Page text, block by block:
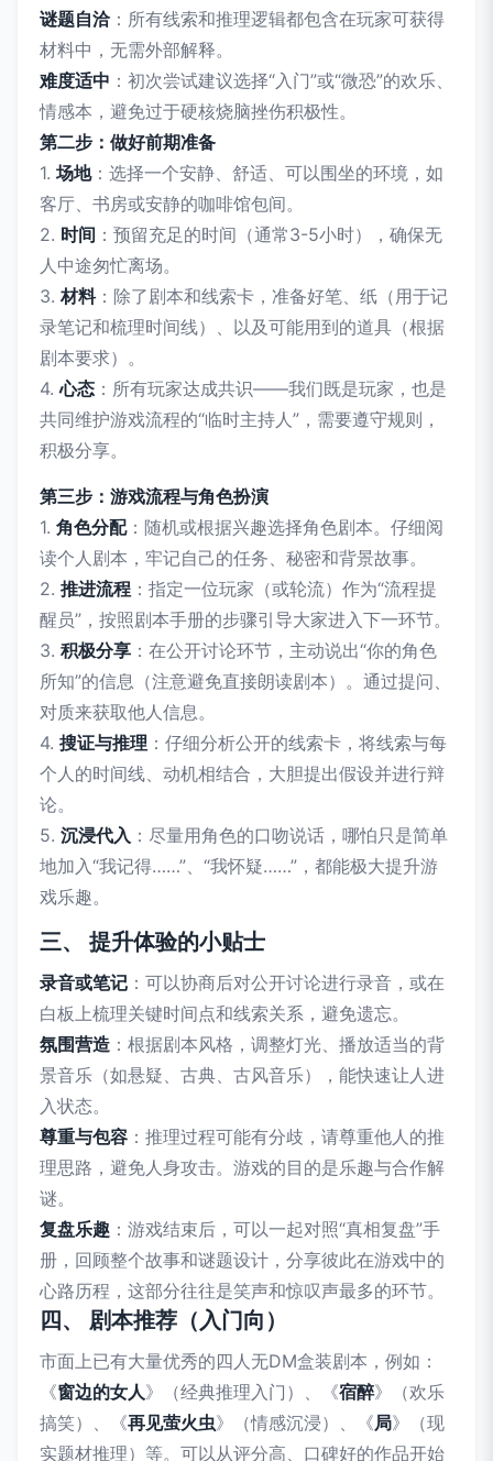
谜题自洽：所有线索和推理逻辑都包含在玩家可获得
材料中，无需外部解释。
难度适中 ：初次尝试建议选择“入门”或“微恐”的欢乐、
情感本，避免过于硬核烧脑挫伤积极性。
第二步：做好前期准备
1. 场地：选择一个安静、舒适、可以围坐的环境，如
客厅、书房或安静的咖啡馆包间。
2. 时间 ：预留充足的时间（通常3-5小时），确保无
人中途匆忙离场。
3.材料：除了剧本和线索卡，准备好笔、纸（用于记
录笔记和梳理时间线）、以及可能用到的道具（根据
剧本要求）。
4.心态 ：所有玩家达成共识——我们既是玩家，也是
共同维护游戏流程的“临时主持人”，需要遵守规则，
积极分享。
第三步：游戏流程与角色扮演
1. 角色分配：随机或根据兴趣选择角色剧本。仔细阅
读个人剧本，牢记自己的任务、秘密和背景故事。
2. 推进流程 ：指定一位玩家（或轮流）作为“流程提
醒员”，按照剧本手册的步骤引导大家进入下一环节。
3. 积极分享 ：在公开讨论环节，主动说出“你的角色
所知”的信息（注意避免直接朗读剧本）。通过提问、
对质来获取他人信息。
4. 搜证与推理 ：仔细分析公开的线索卡，将线索与每
个人的时间线、动机相结合，大胆提出假设并进行辩
论。
5. 沉浸代入 ：尽量用角色的口吻说话，哪怕只是简单
地加入“我记得……”、“我怀疑……”，都能极大提升游
戏乐趣。
三、 提升体验的小贴士
录音或笔记 ：可以协商后对公开讨论进行录音，或在
白板上梳理关键时间点和线索关系，避免遗忘。
氛围营造 ：根据剧本风格，调整灯光、播放适当的背
景音乐（如悬疑、古典、古风音乐），能快速让人进
入状态。
尊重与包容 ：推理过程可能有分歧，请尊重他人的推
理思路，避免人身攻击。游戏的目的是乐趣与合作解
谜。
复盘乐趣 ：游戏结束后，可以一起对照“真相复盘”手
册，回顾整个故事和谜题设计，分享彼此在游戏中的
心路历程，这部分往往是笑声和惊叹声最多的环节。
四、 剧本推荐（入门向）
市面上已有大量优秀的四人无DM盒装剧本，例如：
《窗边的女人》（经典推理入门）、《宿醉》（欢乐
搞笑）、《再见萤火虫》（情感沉浸）、《局》（现
实题材推理）等。可以从评分高、口碑好的作品开始